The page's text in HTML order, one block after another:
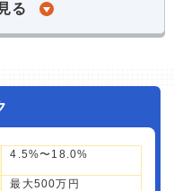
る
4.5%〜18.0%
最大500万円